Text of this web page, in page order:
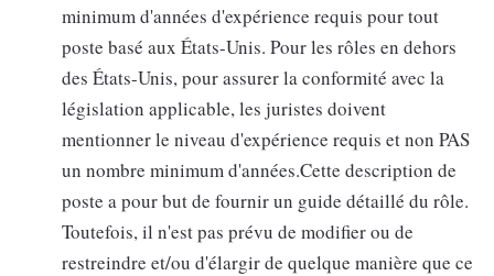
minimum d'années d'expérience requis pour tout
poste basé aux États-Unis. Pour les rôles en dehors
des États-Unis, pour assurer la conformité avec la
législation applicable, les juristes doivent
mentionner le niveau d'expérience requis et non PAS
un nombre minimum d'années.Cette description de
poste a pour but de fournir un guide détaillé du rôle.
Toutefois, il n'est pas prévu de modifier ou de
restreindre et/ou d'élargir de quelque manière que ce